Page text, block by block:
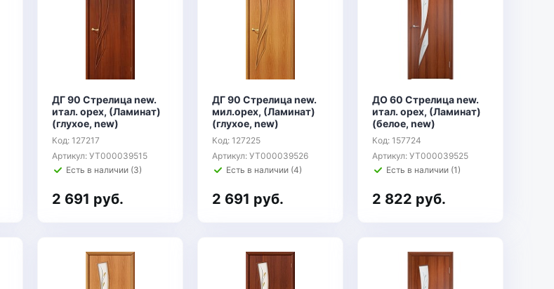
ДГ 90 Стрелица new.
итал. орех, (Ламинат)
(глухое, new)
Код: 127217
Артикул: УТ000039515
Есть в наличии (3)
2 691 руб.
ДГ 90 Стрелица new.
мил.орех, (Ламинат)
(глухое, new)
Код: 127225
Артикул: УТ000039526
Есть в наличии (4)
2 691 руб.
ДО 60 Стрелица new.
итал. орех, (Ламинат)
(белое, new)
Код: 157724
Артикул: УТ000039525
Есть в наличии (1)
2 822 руб.